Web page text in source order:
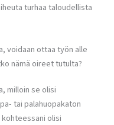
turhaa taloudellista
voidaan ottaa työn alle
nämä oireet tutulta?
milloin se olisi
tai palahuopakaton
olisi